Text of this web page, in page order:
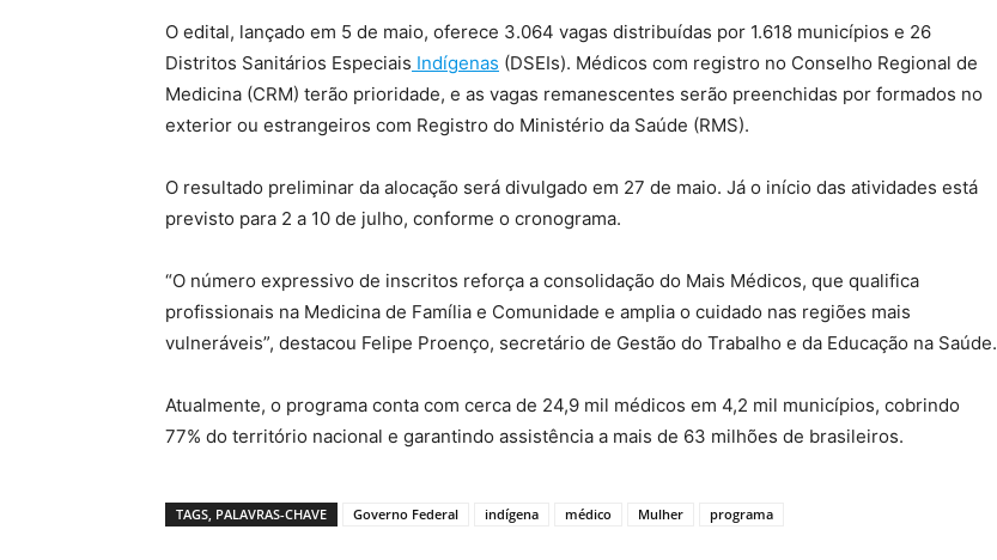
O edital, lançado em 5 de maio, oferece 3.064 vagas distribuídas por 1.618 municípios e 26
Distritos Sanitários Especiais Indígenas (DSEIs). Médicos com registro no Conselho Regional de
Medicina (CRM) terão prioridade, e as vagas remanescentes serão preenchidas por formados no
exterior ou estrangeiros com Registro do Ministério da Saúde (RMS).
O resultado preliminar da alocação será divulgado em 27 de maio. Já o início das atividades está
previsto para 2 a 10 de julho, conforme o cronograma.
“O número expressivo de inscritos reforça a consolidação do Mais Médicos, que qualifica
profissionais na Medicina de Família e Comunidade e amplia o cuidado nas regiões mais
vulneráveis”, destacou Felipe Proenço, secretário de Gestão do Trabalho e da Educação na Saúde.
Atualmente, o programa conta com cerca de 24,9 mil médicos em 4,2 mil municípios, cobrindo
77% do território nacional e garantindo assistência a mais de 63 milhões de brasileiros.
TAGS, PALAVRAS-CHAVE Governo Federal indígena médico Mulher programa